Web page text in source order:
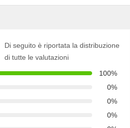
Di seguito è riportata la distribuzione
di tutte le valutazioni
100%
0%
0%
0%